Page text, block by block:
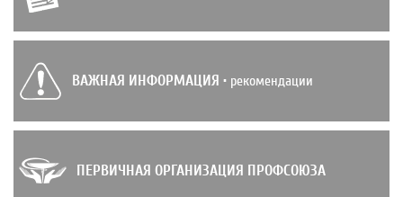
ВАЖНАЯ ИНФОРМАЦИЯ • рекомендации
ПЕРВИЧНАЯ ОРГАНИЗАЦИЯ ПРОФСОЮЗА